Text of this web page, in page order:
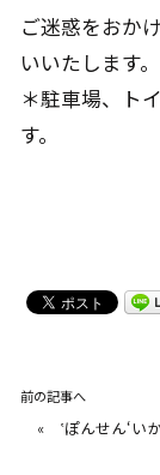
ご迷惑をおか
いいたします。
＊駐車場、ト
す。
前の記事へ
« ‛ぽんせん‘い